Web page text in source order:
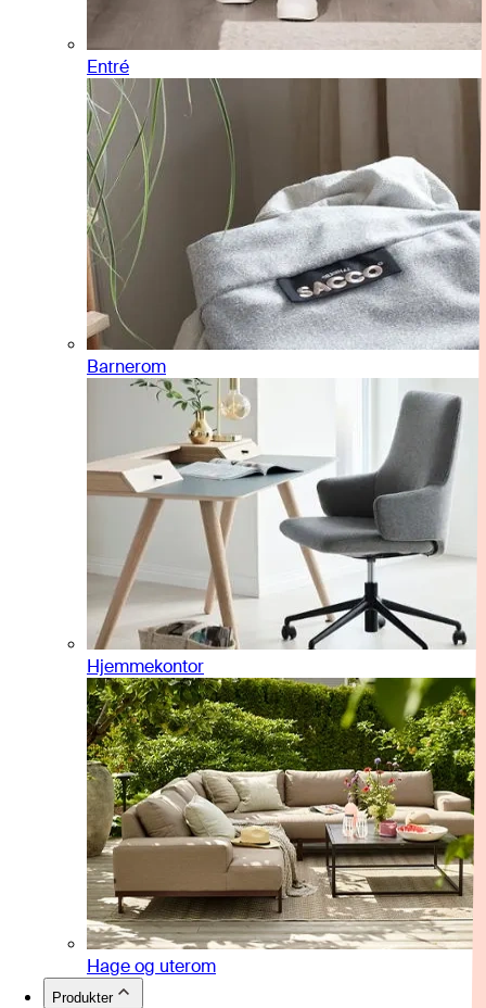
Entré
Barnerom
Hjemmekontor
Hage og uterom
Produkter